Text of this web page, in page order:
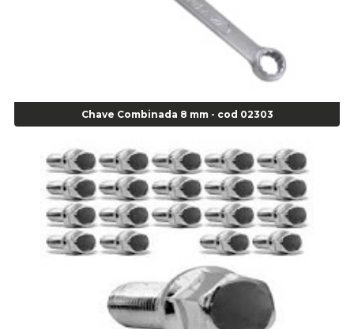
Agulha Escariadora Passeio - Cod 02978
Agulha Escariadora/ Alargadora Caminhão - COD. 02342
Agulha Inserto Pneu s/ câmara - Caminhão - Cod 01909
Agulha para Aplicação Vipstem- Vipal - Cod 02558
Alicate Anéis Interno Reto 3.3/8 pol x 6.1/2 pol - cod 00977
Alicate Bico Curvo - Cod 01781
Alicate Bico Reto - Cod 02804
Alicate Bico Reto para Anéis Internos - Cod 00892
Alicate Bico Reto Tipo Telefone - Cod 02911
Alicate Bomba D Água - Cod 01326
Alicate Corte Diagonal - Cod 02138
Alicate Corte Frontal - Cod 02685
Chave Combinada 8 mm - cod 02303